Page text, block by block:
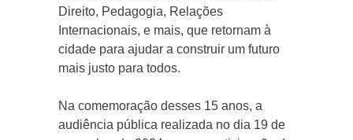
Direito, Pedagogia, Relações
Internacionais, e mais, que retornam à
cidade para ajudar a construir um futuro
mais justo para todos.
Na comemoração desses 15 anos, a
audiência pública realizada no dia 19 de